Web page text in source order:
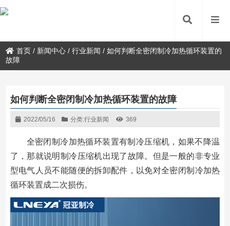
首页 / 新闻中心 /行业新闻 /如何判断全密闭制冷加热循环装置的
故障
如何判断全密闭制冷加热循环装置的故障
2022/05/16 分类:行业新闻 369
全密闭制冷加热循环装置有制冷压缩机，如果不降温
了，那就说明制冷压缩机出现了故障。但是一般的非专业
型电气人员不能随便的拆卸配件，以免对全密闭制冷加热
循环装置成二次损伤。